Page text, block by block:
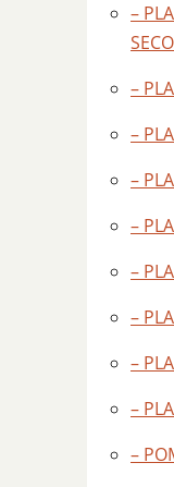
–
–
–
–
–
–
–
–
–
–